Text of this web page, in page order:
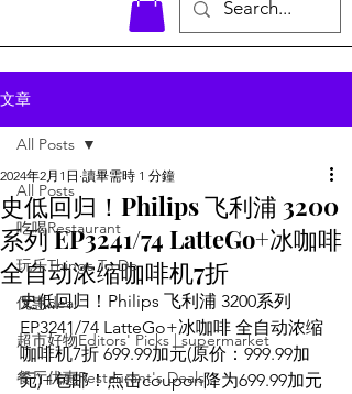
文章
All Posts
吃喝Restaurant
玩乐Things To Do
优惠deal
超市好物Editors' Picks | supermarket
餐厅优惠Restaurant's Deals
All Posts
史低回归！Philips 飞利浦 3200
系列 EP3241/74 LatteGo+冰咖啡
全自动浓缩咖啡机7折
2024年2月1日 讀畢需時 1 分鐘
史低回归！Philips 飞利浦 3200系列
EP3241/74 LatteGo+冰咖啡 全自动浓缩
咖啡机7折 699.99加元(原价：999.99加
元)+包邮！点击coupon降为699.99加元